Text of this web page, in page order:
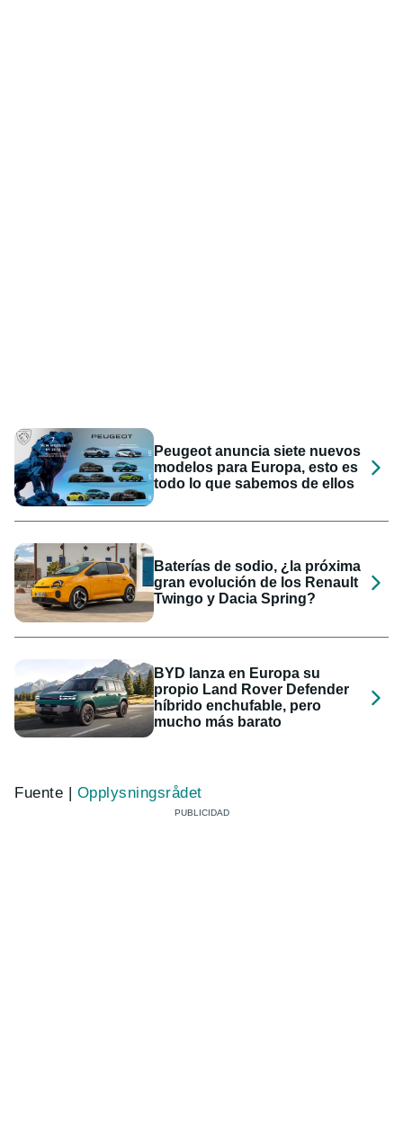
Peugeot anuncia siete nuevos
modelos para Europa, esto es
todo lo que sabemos de ellos
Baterías de sodio, ¿la próxima
gran evolución de los Renault
Twingo y Dacia Spring?
BYD lanza en Europa su
propio Land Rover Defender
híbrido enchufable, pero
mucho más barato
Fuente | Opplysningsrådet